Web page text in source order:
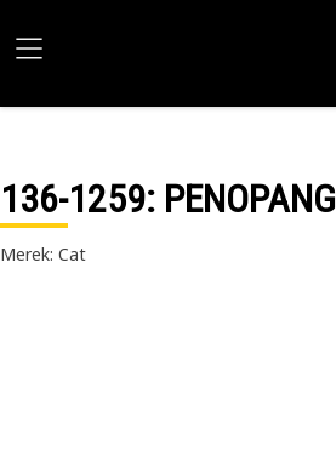
136-1259: PENOPANG
Merek: Cat